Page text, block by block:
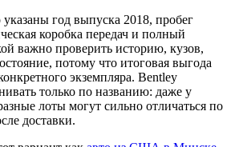
год выпуска 2018, пробег
коробка передач и полный
важно проверить историю, кузов,
потому что итоговая выгода
экземпляра. Bentley
только по названию: даже у
лоты могут сильно отличаться по
доставки.